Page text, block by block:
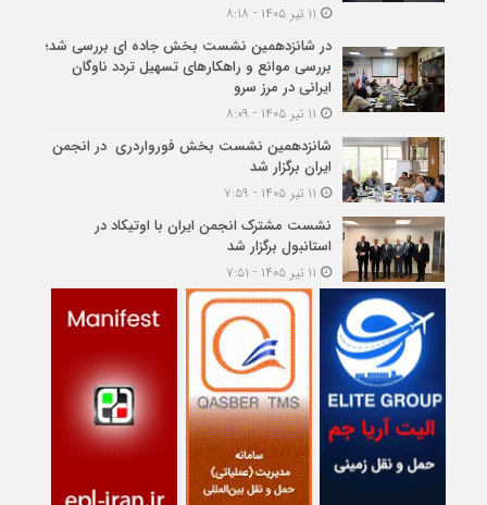
در شانزدهمین نشست بخش جاده ای بررسی شد؛
بررسی موانع و راهکارهای تسهیل تردد ناوگان
ایرانی در مرز سرو
شانزدهمین نشست بخش فورواردری در انجمن
ایران برگزار شد
نشست مشترک انجمن ایران با اوتیکاد در
استانبول برگزار شد